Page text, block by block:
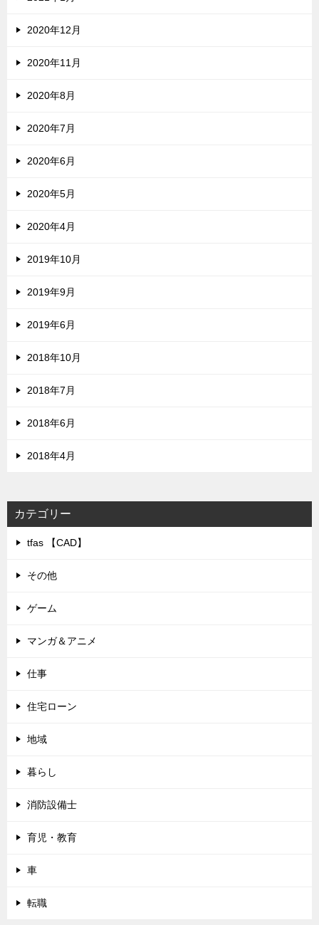
2020年12月
2020年11月
2020年8月
2020年7月
2020年6月
2020年5月
2020年4月
2019年10月
2019年9月
2019年6月
2018年10月
2018年7月
2018年6月
2018年4月
カテゴリー
tfas 【CAD】
その他
ゲーム
マンガ＆アニメ
仕事
住宅ローン
地域
暮らし
消防設備士
育児・教育
車
転職